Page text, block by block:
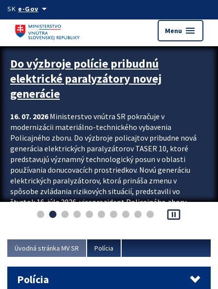
Preskocit na hlavný obsah
SK e-Govarrow_drop_down
Menu menu
Zastavit automatický posun upútavok
Do výzbroje polície pribudnú
elektrické paralyzátory novej
generácie
16. 07. 2026Ministerstvo vnútra SR pokračuje v
modernizácii materiálno-technického vybavenia
Policajného zboru. Do výzbroje policajtov pribudne nová
generácia elektrických paralyzátorov TASER 10, ktoré
predstavujú významný technologický posun v oblasti
používania donucovacích prostriedkov. Novú generáciu
elektrických paralyzátorov, ktorá prináša zmenu v
spôsobe zvládania rizikových situácií, predstavili vo
štvrtok 16. júla 2026 viceprezident Policajného zboru
Rastislav Polakovič a riaditeľ odboru výcviku...
pause_presentation
Úvodná stránka MV SR Polícia
Polícia